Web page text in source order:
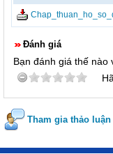
Đánh giá
Bạn đánh giá thế nào
Tham gia thảo luận